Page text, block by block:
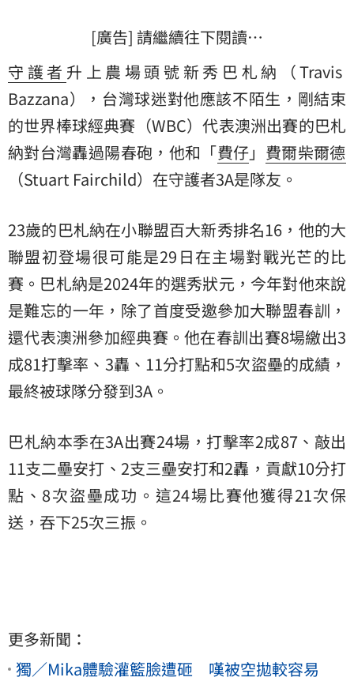
[廣告] 請繼續往下閱讀…
守護者 升上農場頭號新秀巴札納（Travis
Bazzana），台灣球迷對他應該不陌生，剛結束
的世界棒球經典賽（WBC）代表澳洲出賽的巴札
納對台灣轟過陽春砲，他和「費仔」 費爾柴爾德
（Stuart Fairchild）在守護者3A是隊友。
23歲的巴札納在小聯盟百大新秀排名16，他的大
聯盟初登場很可能是29日在主場對戰光芒的比
賽。巴札納是2024年的選秀狀元，今年對他來說
是難忘的一年，除了首度受邀參加大聯盟春訓，
還代表澳洲參加經典賽。他在春訓出賽8場繳出3
成81打擊率、3轟、11分打點和5次盜壘的成績，
最終被球隊分發到3A。
巴札納本季在3A出賽24場，打擊率2成87、敲出
11支二壘安打、2支三壘安打和2轟，貢獻10分打
點、8次盜壘成功。這24場比賽他獲得21次保
送，吞下25次三振。
更多新聞：
獨／Mika體驗灌籃臉遭砸 嘆被空拋較容易